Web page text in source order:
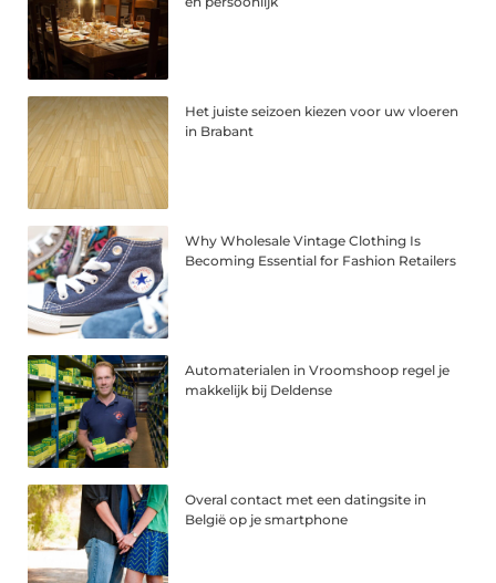
Het juiste seizoen kiezen voor uw vloeren
in Brabant
Why Wholesale Vintage Clothing Is
Becoming Essential for Fashion Retailers
Automaterialen in Vroomshoop regel je
makkelijk bij Deldense
Overal contact met een datingsite in
België op je smartphone